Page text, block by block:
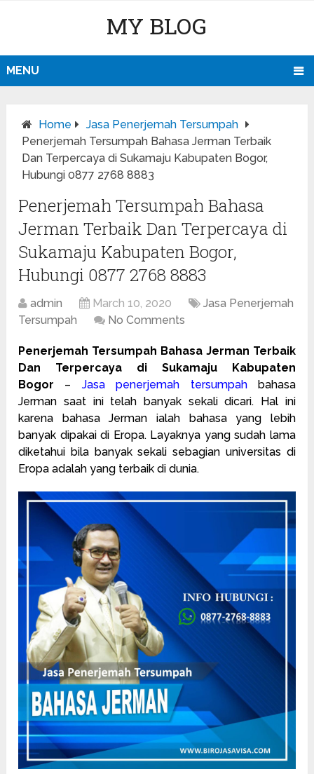
MY BLOG
MENU
Home
Jasa Penerjemah Tersumpah
Penerjemah Tersumpah Bahasa Jerman Terbaik
Dan Terpercaya di Sukamaju Kabupaten Bogor,
Hubungi 0877 2768 8883
Penerjemah Tersumpah Bahasa
Jerman Terbaik Dan Terpercaya di
Sukamaju Kabupaten Bogor,
Hubungi 0877 2768 8883
admin March 10, 2020
Jasa Penerjemah
Tersumpah
No Comments
Penerjemah Tersumpah Bahasa Jerman Terbaik
Dan Terpercaya di Sukamaju Kabupaten
Bogor – Jasa penerjemah tersumpahbahasa
Jerman saat ini telah banyak sekali dicari. Hal ini
karena bahasa Jerman ialah bahasa yang lebih
banyak dipakai di Eropa. Layaknya yang sudah lama
diketahui bila banyak sekali sebagian universitas di
Eropa adalah yang terbaik di dunia.